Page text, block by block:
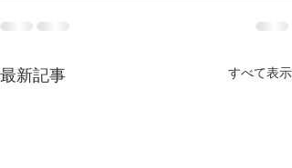
最新記事 すべて表示